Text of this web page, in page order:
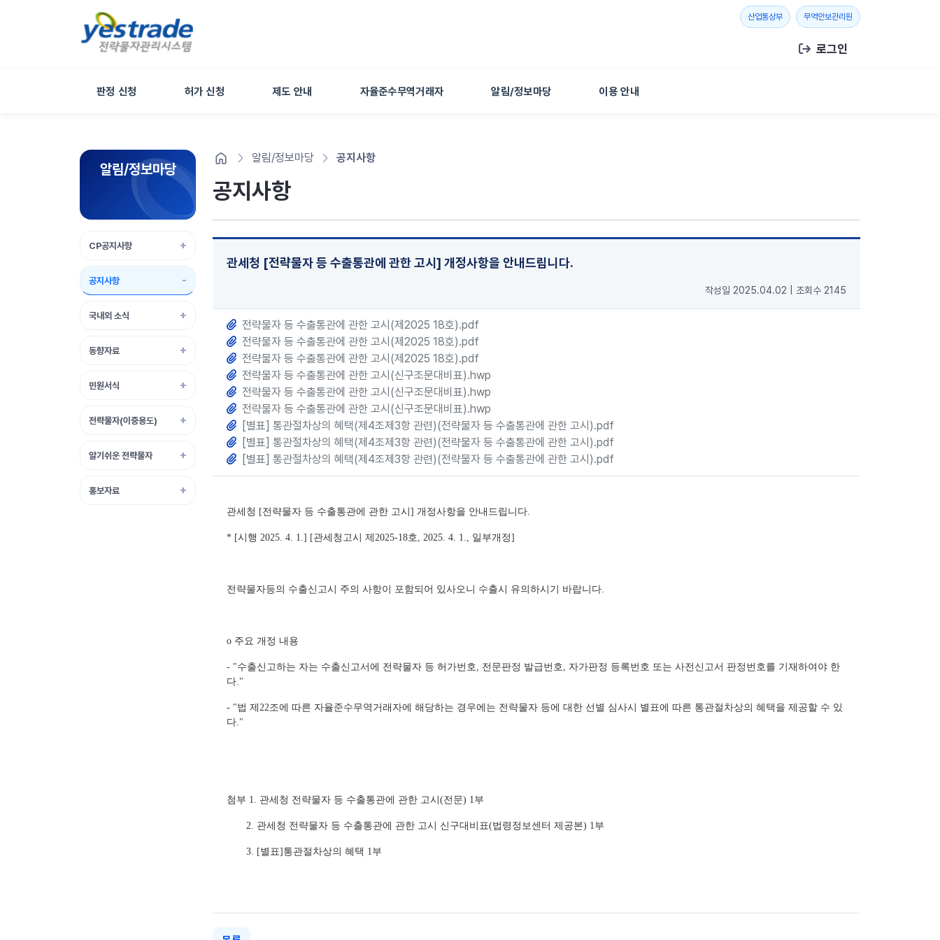
산업통상부새 창 열기무역안보관리원 새 창 열기
로그인
판정 신청 허가 신청 제도 안내 자율준수무역거래자 알림/정보마당 이용 안내
알림/정보마당
CP공지사항
공지사항
국내외 소식
동향자료
민원서식
전략물자(이중용도)
알기쉬운 전략물자
홍보자료
알림/정보마당 공지사항
공지사항
관세청 [전략물자 등 수출통관에 관한 고시] 개정사항을 안내드립니다.
작성일 2025.04.02 조회수 2145
전략물자 등 수출통관에 관한 고시(제2025 18호).pdf
전략물자 등 수출통관에 관한 고시(제2025 18호).pdf
전략물자 등 수출통관에 관한 고시(제2025 18호).pdf
전략물자 등 수출통관에 관한 고시(신구조문대비표).hwp
전략물자 등 수출통관에 관한 고시(신구조문대비표).hwp
전략물자 등 수출통관에 관한 고시(신구조문대비표).hwp
[별표] 통관절차상의 혜택(제4조제3항 관련)(전략물자 등 수출통관에 관한 고시).pdf
[별표] 통관절차상의 혜택(제4조제3항 관련)(전략물자 등 수출통관에 관한 고시).pdf
[별표] 통관절차상의 혜택(제4조제3항 관련)(전략물자 등 수출통관에 관한 고시).pdf
관세청 [전략물자 등 수출통관에 관한 고시] 개정사항을 안내드립니다.
* [시행 2025. 4. 1.] [관세청고시 제2025-18호, 2025. 4. 1., 일부개정]
전략물자등의 수출신고시 주의 사항이 포함되어 있사오니 수출시 유의하시기 바랍니다.
o 주요 개정 내용
- "수출신고하는 자는 수출신고서에 전략물자 등 허가번호, 전문판정 발급번호, 자가판정 등록번호 또는 사전신고서 판정번호를 기재하여야 한
다."
- "법 제22조에 따른 자율준수무역거래자에 해당하는 경우에는 전략물자 등에 대한 선별 심사시 별표에 따른 통관절차상의 혜택을 제공할 수 있
다."
첨부 1. 관세청 전략물자 등 수출통관에 관한 고시(전문) 1부
2. 관세청 전략물자 등 수출통관에 관한 고시 신구대비표(법령정보센터 제공본) 1부
3. [별표]통관절차상의 혜택 1부